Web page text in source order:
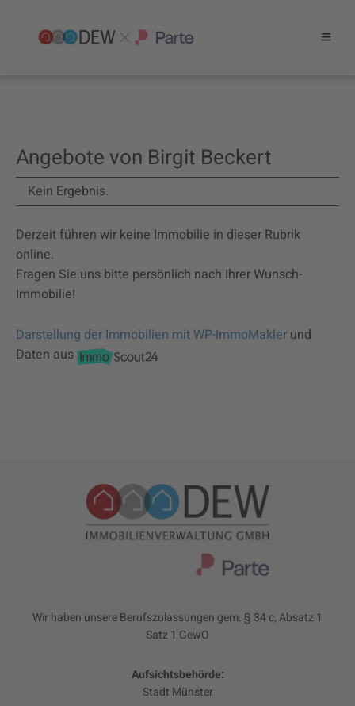
Angebote von Birgit Beckert
Kein Ergebnis.
Derzeit führen wir keine Immobilie in dieser Rubrik
online.
Fragen Sie uns bitte persönlich nach Ihrer Wunsch-
Immobilie!
Darstellung der Immobilien mit WP-ImmoMakler und
Daten aus
Wir haben unsere Berufszulassungen gem. § 34 c, Absatz 1
Satz 1 GewO
Aufsichtsbehörde:
Stadt Münster